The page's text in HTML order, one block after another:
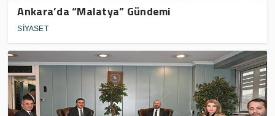
Ankara’da “Malatya” Gündemi
SİYASET